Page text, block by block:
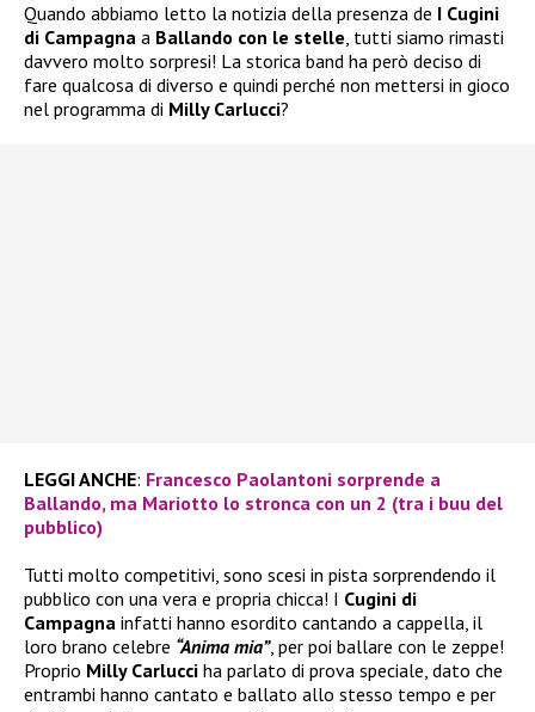
Quando abbiamo letto la notizia della presenza de I Cugini
di Campagna a Ballando con le stelle, tutti siamo rimasti
davvero molto sorpresi! La storica band ha però deciso di
fare qualcosa di diverso e quindi perché non mettersi in gioco
nel programma di Milly Carlucci?
LEGGI ANCHE: Francesco Paolantoni sorprende a
Ballando, ma Mariotto lo stronca con un 2 (tra i buu del
pubblico)
Tutti molto competitivi, sono scesi in pista sorprendendo il
pubblico con una vera e propria chicca! I Cugini di
Campagna infatti hanno esordito cantando a cappella, il
loro brano celebre “Anima mia”, per poi ballare con le zeppe!
Proprio Milly Carlucci ha parlato di prova speciale, dato che
entrambi hanno cantato e ballato allo stesso tempo e per